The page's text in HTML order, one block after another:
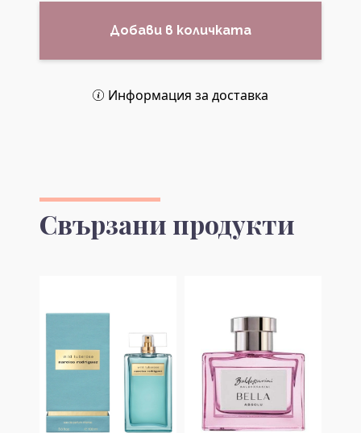
Добави в количката
Информация за доставка
Свързани продукти